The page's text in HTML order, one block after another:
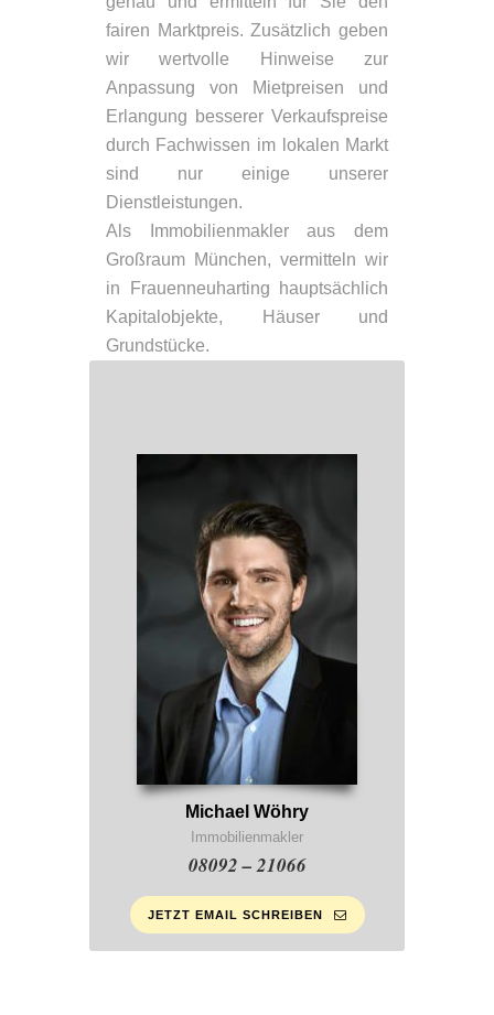
fairen Marktpreis. Zusätzlich geben
wir wertvolle Hinweise zur
Anpassung von Mietpreisen und
Erlangung besserer Verkaufspreise
durch Fachwissen im lokalen Markt
sind nur einige unserer
Dienstleistungen.
Als Immobilienmakler aus dem
Großraum München, vermitteln wir
in Frauenneuharting hauptsächlich
Kapitalobjekte, Häuser und
Grundstücke.
Michael Wöhry
Immobilienmakler
08092 – 21066
JETZT EMAIL SCHREIBEN